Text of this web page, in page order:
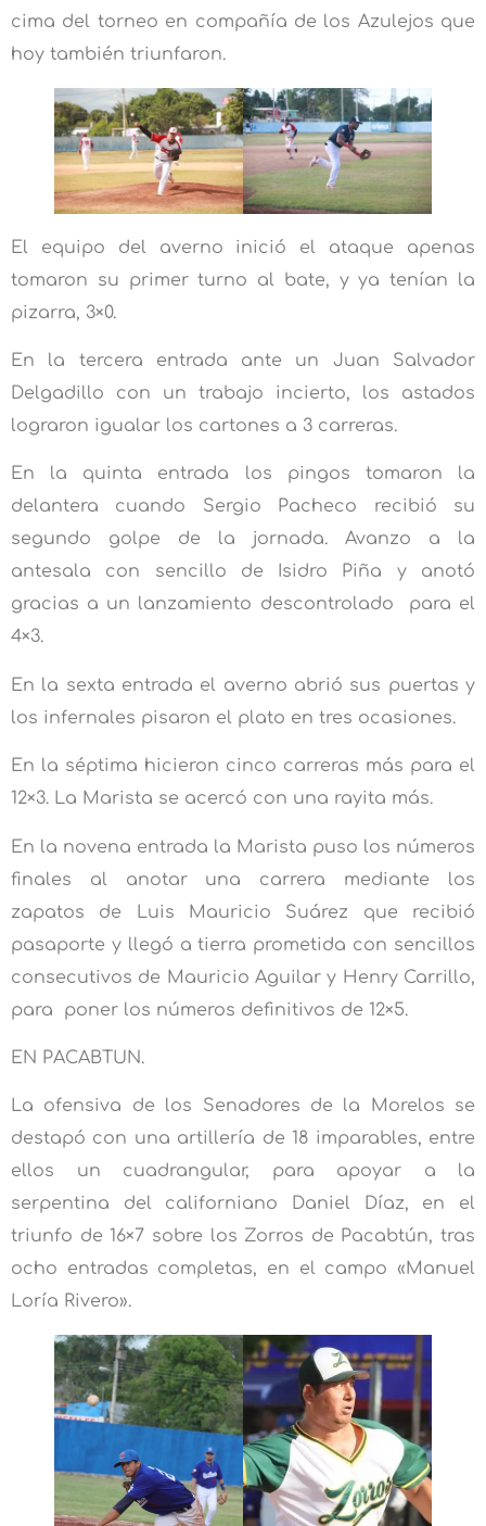
cima del torneo en compañía de los Azulejos que
hoy también triunfaron.
El equipo del averno inició el ataque apenas
tomaron su primer turno al bate, y ya tenían la
pizarra, 3×0.
En la tercera entrada ante un Juan Salvador
Delgadillo con un trabajo incierto, los astados
lograron igualar los cartones a 3 carreras.
En la quinta entrada los pingos tomaron la
delantera cuando Sergio Pacheco recibió su
segundo golpe de la jornada. Avanzo a la
antesala con sencillo de Isidro Piña y anotó
gracias a un lanzamiento descontrolado para el
4×3.
En la sexta entrada el averno abrió sus puertas y
los infernales pisaron el plato en tres ocasiones.
En la séptima hicieron cinco carreras más para el
12×3. La Marista se acercó con una rayita más.
En la novena entrada la Marista puso los números
finales al anotar una carrera mediante los
zapatos de Luis Mauricio Suárez que recibió
pasaporte y llegó a tierra prometida con sencillos
consecutivos de Mauricio Aguilar y Henry Carrillo,
para poner los números definitivos de 12×5.
EN PACABTUN.
La ofensiva de los Senadores de la Morelos se
destapó con una artillería de 18 imparables, entre
ellos un cuadrangular, para apoyar a la
serpentina del californiano Daniel Díaz, en el
triunfo de 16×7 sobre los Zorros de Pacabtún, tras
ocho entradas completas, en el campo «Manuel
Loría Rivero».